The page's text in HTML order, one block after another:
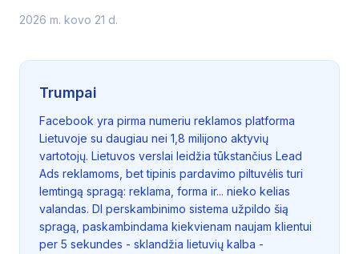
2026 m. kovo 21 d.
Trumpai
Facebook yra pirma numeriu reklamos platforma
Lietuvoje su daugiau nei 1,8 milijono aktyvių
vartotojų. Lietuvos verslai leidžia tūkstančius Lead
Ads reklamoms, bet tipinis pardavimo piltuvėlis turi
lemtingą spragą: reklama, forma ir... nieko kelias
valandas. DI perskambinimo sistema užpildo šią
spragą, paskambindama kiekvienam naujam klientui
per 5 sekundes - sklandžia lietuvių kalba -